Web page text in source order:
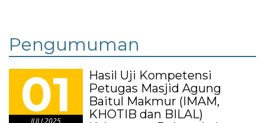
Pengumuman
01
JULI 2025
Hasil Uji Kompetensi
Petugas Masjid Agung
Baitul Makmur (IMAM,
KHOTIB dan BILAL)